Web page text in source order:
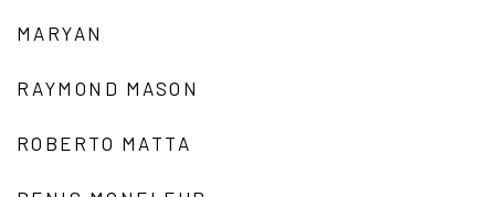
MARYAN
RAYMOND MASON
ROBERTO MATTA